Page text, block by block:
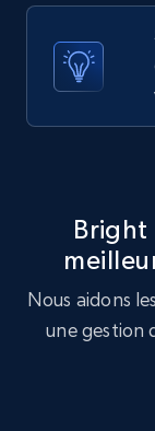
X (formerly
posts by
ID, User
posted,
TikTok -
Account id,
Bright
Nous aidons
une gestion